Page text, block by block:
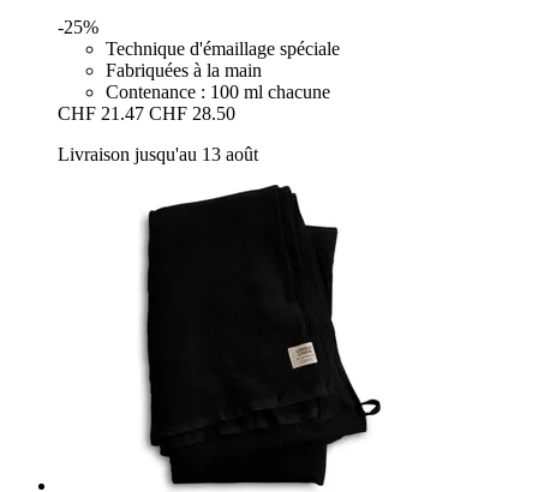
-25%
Technique d'émaillage spéciale
Fabriquées à la main
Contenance : 100 ml chacune
CHF 21.47 CHF 28.50
Livraison jusqu'au 13 août